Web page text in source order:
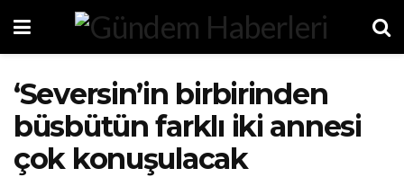
‘Seversin’in birbirinden
büsbütün farklı iki annesi
çok konuşulacak